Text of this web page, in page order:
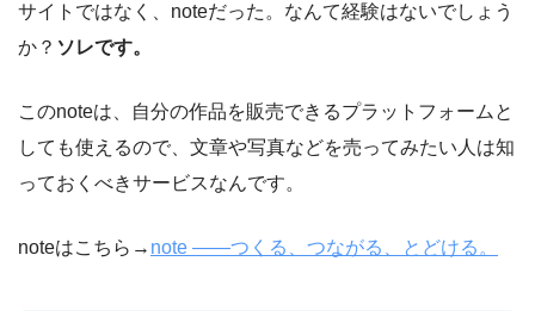
サイトではなく、noteだった。なんて経験はないでしょう
か？ ソレです。
このnoteは、自分の作品を販売できるプラットフォームと
しても使えるので、文章や写真などを売ってみたい人は知
っておくべきサービスなんです。
noteはこちら→ note ――つくる、つながる、とどける。